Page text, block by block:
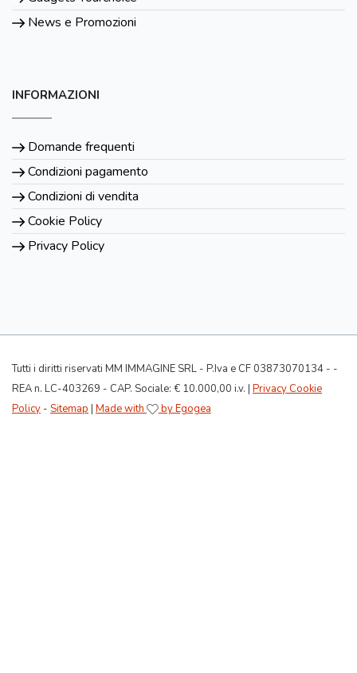
News e Promozioni
INFORMAZIONI
Domande frequenti
Condizioni pagamento
Condizioni di vendita
Cookie Policy
Privacy Policy
Tutti i diritti riservati MM IMMAGINE SRL - P.Iva e CF 03873070134 - -
REA n. LC-403269 - CAP. Sociale: € 10.000,00 i.v. | Privacy Cookie
Policy - Sitemap | Made with by Egogea